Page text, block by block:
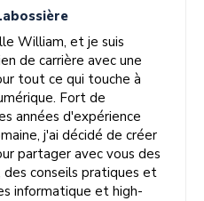
William, et je suis
de carrière avec une
tout ce qui touche à
Fort de
années d'expérience
j'ai décidé de créer
partager avec vous des
conseils pratiques et
informatique et high-